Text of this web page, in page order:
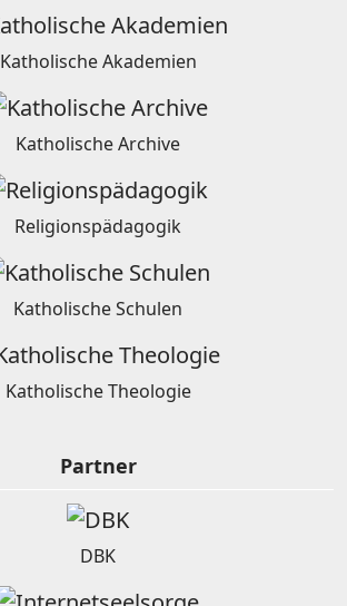
Katholische Akademien
Katholische Archive
Religionspädagogik
Katholische Schulen
Katholische Theologie
Partner
DBK